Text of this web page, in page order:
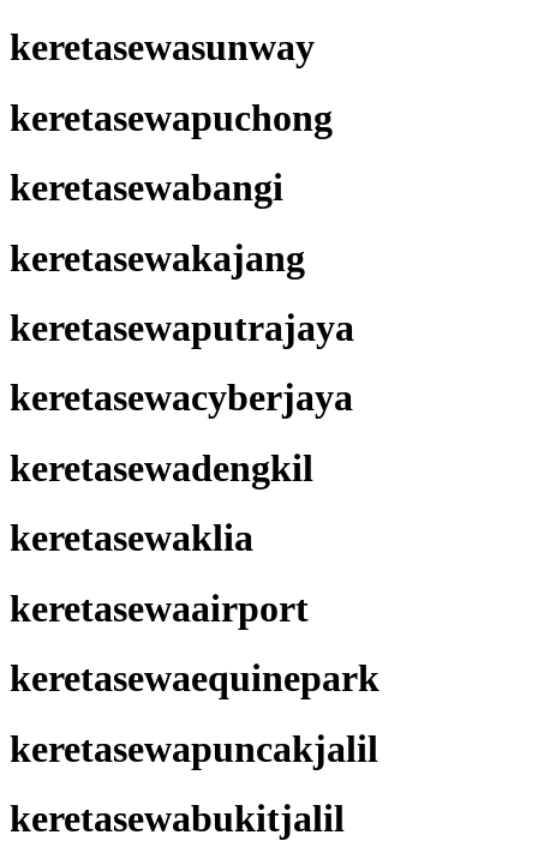
keretasewasunway
keretasewapuchong
keretasewabangi
keretasewakajang
keretasewaputrajaya
keretasewacyberjaya
keretasewadengkil
keretasewaklia
keretasewaairport
keretasewaequinepark
keretasewapuncakjalil
keretasewabukitjalil